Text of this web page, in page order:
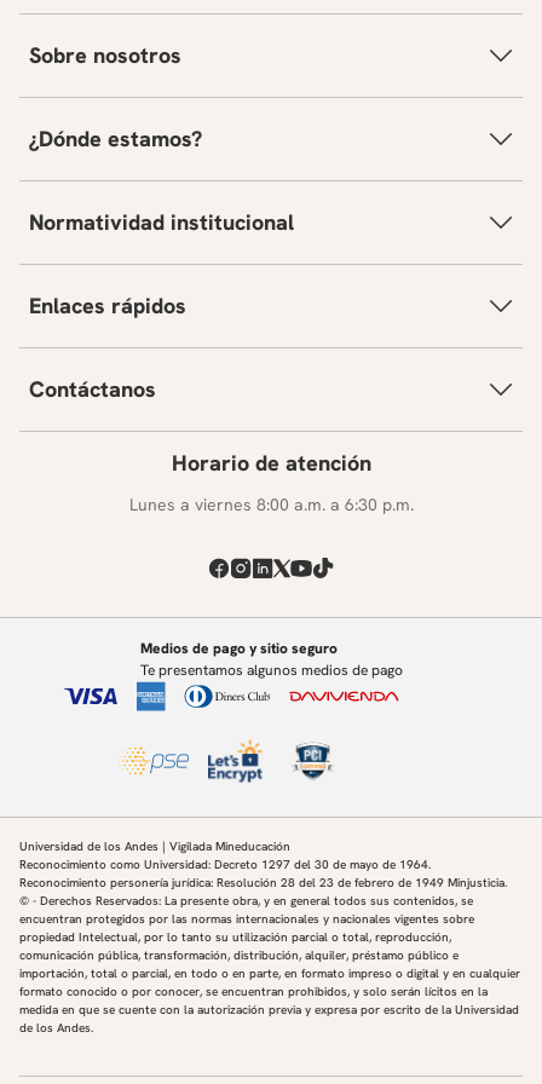
Sobre nosotros
¿Dónde estamos?
Normatividad institucional
Enlaces rápidos
Contáctanos
Horario de atención
Lunes a viernes 8:00 a.m. a 6:30 p.m.
Medios de pago y sitio seguro
Te presentamos algunos medios de pago
Universidad de los Andes | Vigilada Mineducación
Reconocimiento como Universidad: Decreto 1297 del 30 de mayo de 1964.
Reconocimiento personería jurídica: Resolución 28 del 23 de febrero de 1949 Minjusticia.
© - Derechos Reservados: La presente obra, y en general todos sus contenidos, se
encuentran protegidos por las normas internacionales y nacionales vigentes sobre
propiedad Intelectual, por lo tanto su utilización parcial o total, reproducción,
comunicación pública, transformación, distribución, alquiler, préstamo público e
importación, total o parcial, en todo o en parte, en formato impreso o digital y en cualquier
formato conocido o por conocer, se encuentran prohibidos, y solo serán lícitos en la
medida en que se cuente con la autorización previa y expresa por escrito de la Universidad
de los Andes.